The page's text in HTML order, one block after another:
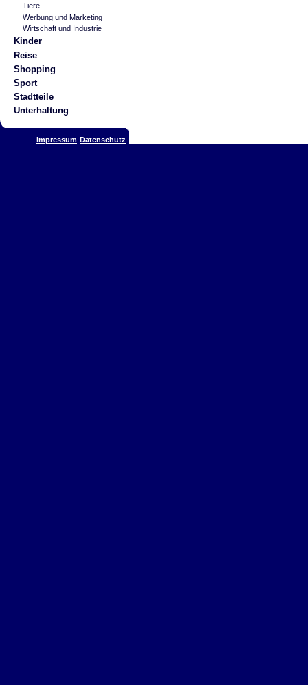
Tiere
Werbung und Marketing
Wirtschaft und Industrie
Kinder
Reise
Shopping
Sport
Stadtteile
Unterhaltung
Impressum Datenschutz